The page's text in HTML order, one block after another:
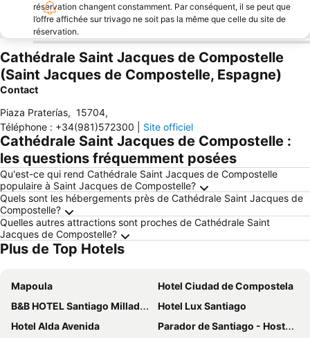
réservation changent constamment. Par conséquent, il se peut que
l’offre affichée sur trivago ne soit pas la même que celle du site de
réservation.
Cathédrale Saint Jacques de Compostelle
(Saint Jacques de Compostelle, Espagne)
Contact
Piaza Praterías, 15704,
Téléphone : +34(981)572300 Site officiel
Cathédrale Saint Jacques de Compostelle :
les questions fréquemment posées
Qu'est-ce qui rend Cathédrale Saint Jacques de Compostelle
populaire à Saint Jacques de Compostelle?
Quels sont les hébergements près de Cathédrale Saint Jacques de
Compostelle?
Quelles autres attractions sont proches de Cathédrale Saint
Jacques de Compostelle?
Plus de Top Hotels
Mapoula
Hotel Ciudad de Compostela
B&B HOTEL Santiago Milladoiro
Hotel Lux Santiago
Hotel Alda Avenida
Parador de Santiago - Hostal Reis Catolicos